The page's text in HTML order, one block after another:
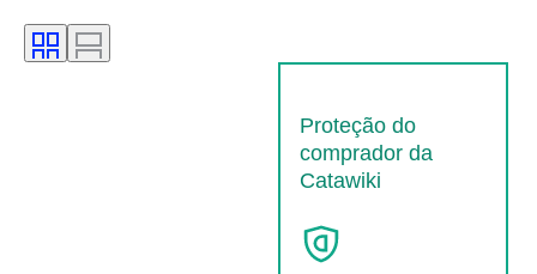
Proteção do
comprador da
Catawiki